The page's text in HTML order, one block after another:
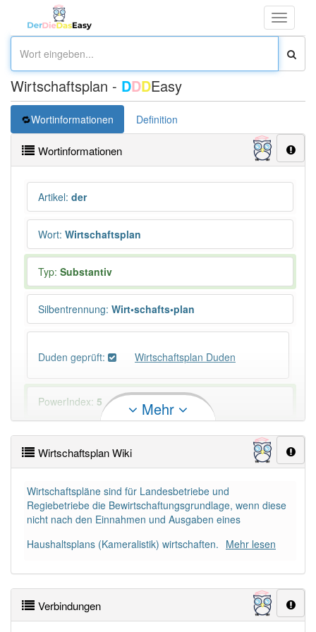
Toggle
Wirtschaftsplan - DDDEasy
Wortinformationen Definition
Wortinformationen
Artikel: der
Wort: Wirtschaftsplan
Typ: Substantiv
Silbentrennung: Wirt•schafts•plan
Duden geprüft: Wirtschaftsplan Duden
PowerIndex: 5
Häufigkeit: 4 von 10
Wörter mit Endung-wirtschaftsplanaber mit einem
anderen Artikelder: 0
Mehr
Wirtschaftsplan Wiki
Wirtschaftspläne sind für Landesbetriebe und
Regiebetriebe die Bewirtschaftungsgrundlage, wenn diese
nicht nach den Einnahmen und Ausgaben eines
Haushaltsplans (Kameralistik) wirtschaften. Mehr lesen
Verbindungen